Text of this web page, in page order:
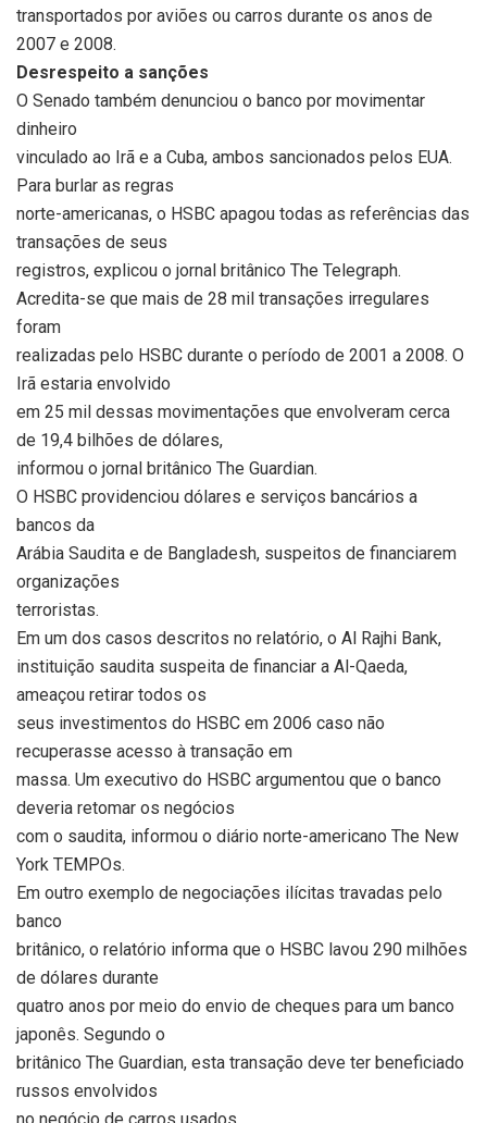
transportados por aviões ou carros durante os anos de
2007 e 2008.
Desrespeito a sanções
O Senado também denunciou o banco por movimentar
dinheiro
vinculado ao Irã e a Cuba, ambos sancionados pelos EUA.
Para burlar as regras
norte-americanas, o HSBC apagou todas as referências das
transações de seus
registros, explicou o jornal britânico The Telegraph.
Acredita-se que mais de 28 mil transações irregulares
foram
realizadas pelo HSBC durante o período de 2001 a 2008. O
Irã estaria envolvido
em 25 mil dessas movimentações que envolveram cerca
de 19,4 bilhões de dólares,
informou o jornal britânico The Guardian.
O HSBC providenciou dólares e serviços bancários a
bancos da
Arábia Saudita e de Bangladesh, suspeitos de financiarem
organizações
terroristas.
Em um dos casos descritos no relatório, o Al Rajhi Bank,
instituição saudita suspeita de financiar a Al-Qaeda,
ameaçou retirar todos os
seus investimentos do HSBC em 2006 caso não
recuperasse acesso à transação em
massa. Um executivo do HSBC argumentou que o banco
deveria retomar os negócios
com o saudita, informou o diário norte-americano The New
York TEMPOs.
Em outro exemplo de negociações ilícitas travadas pelo
banco
britânico, o relatório informa que o HSBC lavou 290 milhões
de dólares durante
quatro anos por meio do envio de cheques para um banco
japonês. Segundo o
britânico The Guardian, esta transação deve ter beneficiado
russos envolvidos